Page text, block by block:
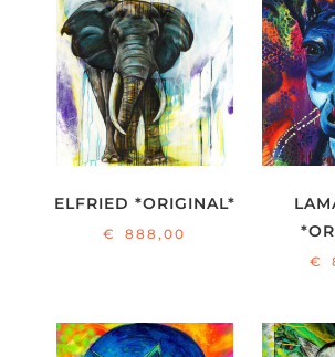
Schildkröte
Schnecke
Tauben
TheKing
Tiger
Waschbär
Waschbär2
ELFRIED *ORIGINAL*
€ 888,00
€